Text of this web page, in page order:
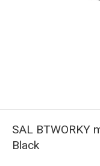
SAL BTWORKY
Black